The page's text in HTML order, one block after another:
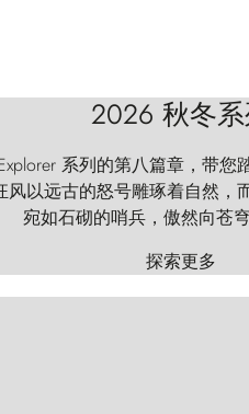
2026 秋冬
系列的第八篇章，带
以远古的怒号雕琢着自然，
宛如石砌的哨兵，傲然向苍穹
探索更多